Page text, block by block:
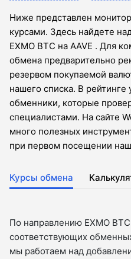
Ниже представлен
курсами. Здесь найдете
EXMO BTC на AAVE . Для
обмена предварительно
резервом покупаемой
нашего списка. В рейтинге
обменники, которые
специалистами. На сайте
много полезных
при первом посещении
Курсы обмена
По направлению EXMO
соответствующих
мы работаем над